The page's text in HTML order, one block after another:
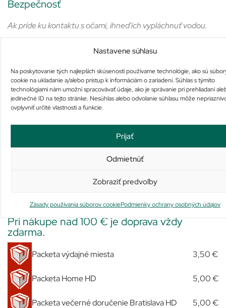
Nastavene súhlasu
Na poskytovanie tých najlepších skúseností používame technológie, ako sú
cookie na ukladanie a/alebo prístup k informáciám o zariadení. Súhlas s týmito
technológiami nám umožní spracovávať údaje, ako je správanie pri prehliadaní
jedinečné ID na tejto stránke. Nesúhlas alebo odvolanie súhlasu môže
ovplyvniť určité vlastnosti a funkcie.
Prijať
Odmietnúť
Zobraziť predvoľby
Zásady používania súborov cookiePodmienky ochrany osobných údajov
Bezpečnosť
Ak príde ku kontaktu s očami, ihneď ich vypláchnuť vodou.
AQUA / WATER, GLYCERIN,CAPRYLIC/CAPRIC
TRIGLYCERIDE, CETEARYL ALCOHOL,CETYL ALCOHOL,
DIMETHICONE, PHENOXYETHANOL, POLYSORBATE 20,
SODIUM LAUROYL LACTYLATE, ETHYLHEXYLGLYCERIN,
POTASSIUM PHOSPHATE, DISODIUM EDTA, DIPOTASSIUM
PHOSPHATE, CERAMIDE NP, CERAMIDE AP,
CARBOMER, SODIUM HYALURONATE, TOCOPHEROL,
Pri nákupe nad 100 € je doprava vždy
zdarma.
Packeta výdajné miesta 3,50 €
Packeta Home HD 5,00 €
Packeta večerné doručenie Bratislava HD 5,00 €